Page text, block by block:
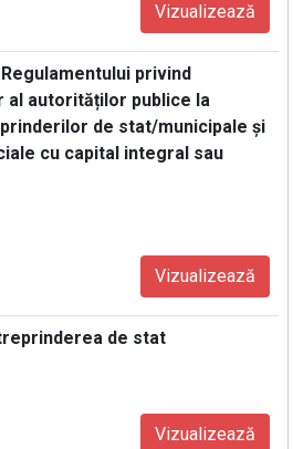
Vizualizează
privind
al autorităților publice la
de stat/municipale și
cu capital integral sau
Vizualizează
de stat
Vizualizează